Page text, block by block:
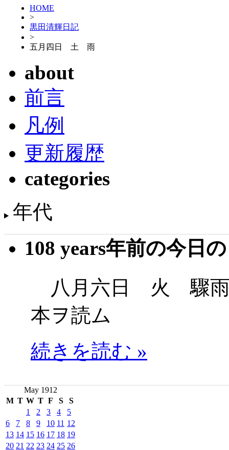
HOME
>
黒田清輝日記
>
五月四日 土 雨
about
前言
凡例
更新履歴
categories
年代
108 years年前の今日
八月六日 火 驟雨
本ヲ読ム
続きを読む »
May 1912
M T W T F S S
1 2 3 4
5
6
7 8 9 10 11 12
13 14 15 16 17 18 19
20 21 22 23 24 25 26